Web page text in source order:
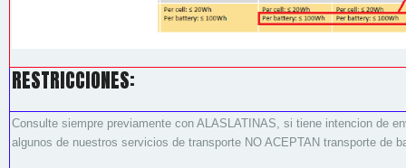
RESTRICCIONES:
Consulte siempre previamente con ALASLATINAS, si tiene intencion de
algunos de nuestros servicios de transporte NO ACEPTAN transporte de